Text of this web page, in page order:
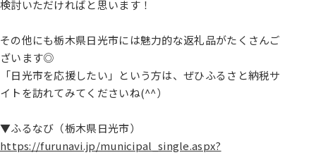
検討いただければと思います！
その他にも栃木県日光市には魅力的な返礼品がたくさんご
ざいます◎
「日光市を応援したい」という方は、ぜひふるさと納税サ
イトを訪れてみてくださいね(^^）
▼ふるなび（栃木県日光市）
https://furunavi.jp/municipal_single.aspx?